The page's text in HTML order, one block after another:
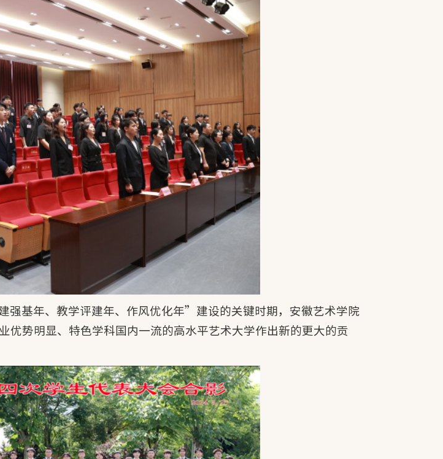
基年、教学评建年、作风优化年”建设的关键时期，安徽艺术学院
势明显、特色学科国内一流的高水平艺术大学作出新的更大的贡